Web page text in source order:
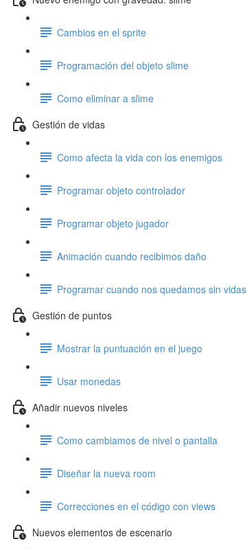
Cambios en el sprite
Programación del objeto slime
Como eliminar a slime
Gestión de vidas
Como afecta la vida con los enemigos
Programar objeto controlador
Programar objeto jugador
Animación cuando recibimos daño
Programar cuando nos quedamos sin vidas
Gestión de puntos
Mostrar la puntuación en el juego
Usar monedas
Añadir nuevos niveles
Como cambiamos de nivel o pantalla
Diseñar la nueva room
Correcciones en el código con views
Nuevos elementos de escenario